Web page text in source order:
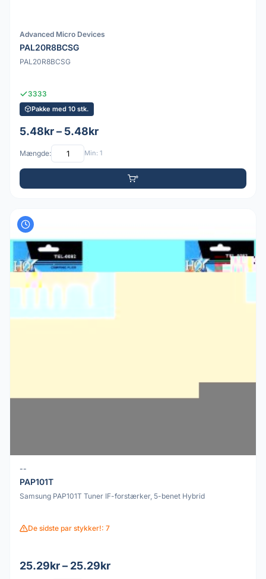
Advanced Micro Devices
PAL20R8BCSG
PAL20R8BCSG
3333
Pakke med 10 stk.
5.48kr – 5.48kr
Mængde: Min: 1
--
PAP101T
Samsung PAP101T Tuner IF-forstærker, 5-benet Hybrid
De sidste par stykker!: 7
25.29kr – 25.29kr